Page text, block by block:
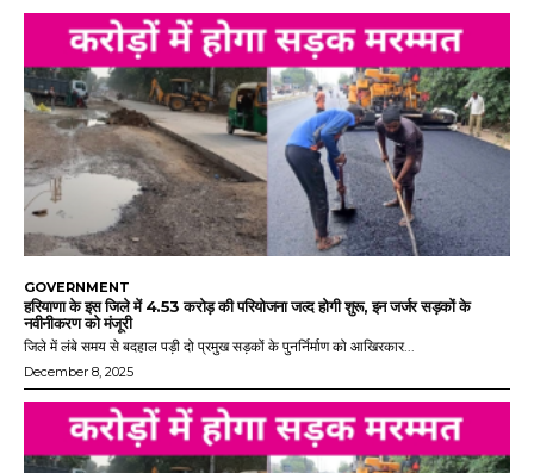
GOVERNMENT
हरियाणा के इस जिले में 4.53 करोड़ की परियोजना जल्द होगी शुरू, इन जर्जर सड़कों के
नवीनीकरण को मंजूरी
जिले में लंबे समय से बदहाल पड़ी दो प्रमुख सड़कों के पुनर्निर्माण को आखिरकार...
December 8, 2025